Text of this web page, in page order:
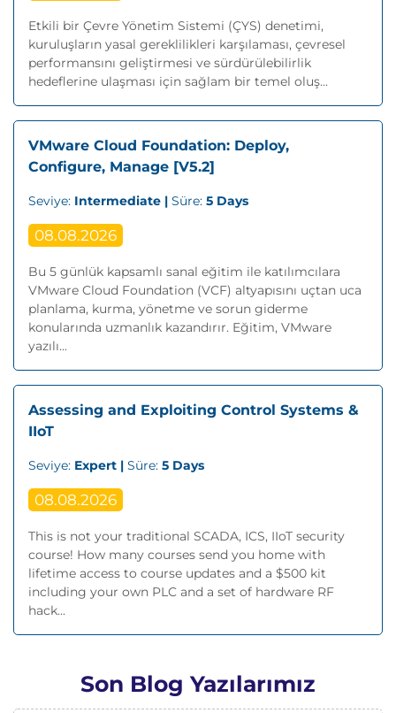
Etkili bir Çevre Yönetim Sistemi (ÇYS) denetimi,
kuruluşların yasal gereklilikleri karşılaması, çevresel
performansını geliştirmesi ve sürdürülebilirlik
hedeflerine ulaşması için sağlam bir temel oluş...
VMware Cloud Foundation: Deploy,
Configure, Manage [V5.2]
Seviye: Intermediate | Süre: 5 Days
08.08.2026
Bu 5 günlük kapsamlı sanal eğitim ile katılımcılara
VMware Cloud Foundation (VCF) altyapısını uçtan uca
planlama, kurma, yönetme ve sorun giderme
konularında uzmanlık kazandırır. Eğitim, VMware
yazılı...
Assessing and Exploiting Control Systems &
IIoT
Seviye: Expert | Süre: 5 Days
08.08.2026
This is not your traditional SCADA, ICS, IIoT security
course! How many courses send you home with
lifetime access to course updates and a $500 kit
including your own PLC and a set of hardware RF
hack...
Son Blog Yazılarımız